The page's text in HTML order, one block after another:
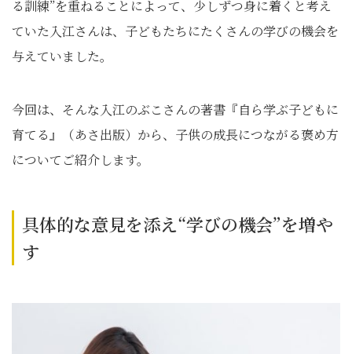
る訓練”を重ねることによって、少しずつ身に着くと考え
ていた入江さんは、子どもたちにたくさんの学びの機会を
与えていました。
今回は、そんな入江のぶこさんの著書『自ら学ぶ子どもに
育てる』（あさ出版）から、子供の成長につながる褒め方
についてご紹介します。
具体的な意見を添え“学びの機会”を増や
す